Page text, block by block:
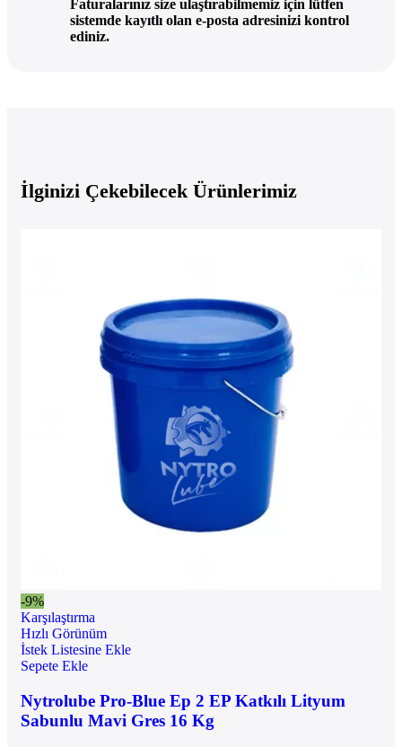
Faturalarınız size ulaştırabilmemiz için lütfen
sistemde kayıtlı olan e-posta adresinizi kontrol
ediniz.
İlginizi Çekebilecek Ürünlerimiz
-9%
Karşılaştırma
Hızlı Görünüm
İstek Listesine Ekle
Sepete Ekle
Nytrolube Pro-Blue Ep 2 EP Katkılı Lityum
Sabunlu Mavi Gres 16 Kg